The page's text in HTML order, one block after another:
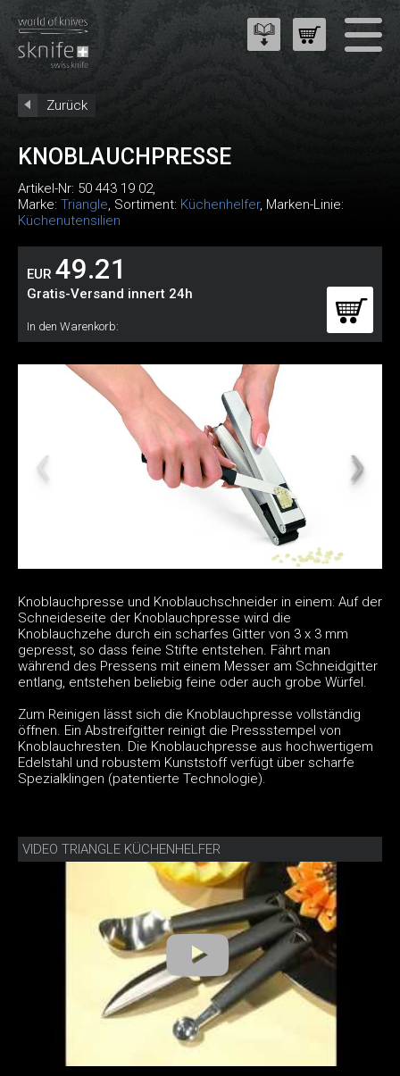
Zurück
KNOBLAUCHPRESSE
Artikel-Nr: 50 443 19 02,
Marke: Triangle, Sortiment: Küchenhelfer, Marken-Linie:
Küchenutensilien
EUR 49.21
Gratis-Versand innert 24h
In den Warenkorb:
Knoblauchpresse und Knoblauchschneider in einem: Auf der
Schneideseite der Knoblauchpresse wird die
Knoblauchzehe durch ein scharfes Gitter von 3 x 3 mm
gepresst, so dass feine Stifte entstehen. Fährt man
während des Pressens mit einem Messer am Schneidgitter
entlang, entstehen beliebig feine oder auch grobe Würfel.
Zum Reinigen lässt sich die Knoblauchpresse vollständig
öffnen. Ein Abstreifgitter reinigt die Pressstempel von
Knoblauchresten. Die Knoblauchpresse aus hochwertigem
Edelstahl und robustem Kunststoff verfügt über scharfe
Spezialklingen (patentierte Technologie).
VIDEO TRIANGLE KÜCHENHELFER